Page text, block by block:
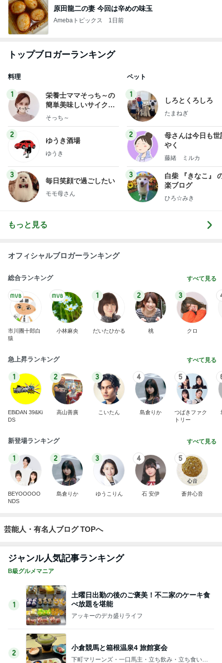
原田龍二の妻 今回は辛めの味玉
Amebaトピックス 1日前
トップブロガーランキング
料理
1
栄養士ママそっち～の
簡単美味しいサイクル
献立
そっち～
2
ゆうき酒場
ゆうき
3
毎日笑顔で過ごしたい
モモ母さん
ペット
1
しろとくろしろ
たまねぎ
2
母さんは今日も世
やく
藤緒 ミルカ
3
白柴 『きなこ』
楽ブログ
ひろ☆みき
もっと見る
オフィシャルブロガーランキング
総合ランキング すべて見る
市川團十郎白
猿
小林麻央
1
だいたひかる
2
桃
3
クロ
急上昇ランキング すべて見る
1
EBiDAN 39&Ki
DS
2
高山善廣
3
こいたん
4
島倉りか
5
つばきファク
トリー
新登場ランキング すべて見る
1
BEYOOOOO
NDS
2
島倉りか
3
ゆうこりん
4
石 安伊
5
蒼井心音
芸能人・有名人ブログ TOPへ
ジャンル人気記事ランキング
B級グルメマニア
1
土曜日出勤の後のご褒美！不二家のケーキ食
べ放題を堪能
アッキーのデカ盛りライフ
2
小倉競馬と箱根温泉4 旅館宴会
下町マリーンズ・一口馬主・立ち飲み・立ち食いそ